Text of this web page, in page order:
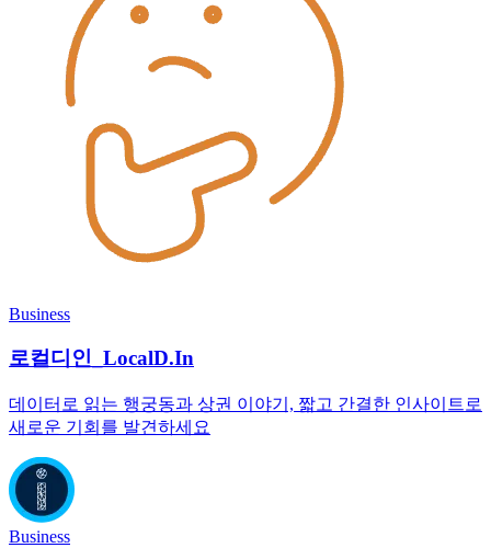
Business
로컬디인_LocalD.In
데이터로 읽는 행궁동과 상권 이야기, 짧고 간결한 인사이트로
새로운 기회를 발견하세요
Business